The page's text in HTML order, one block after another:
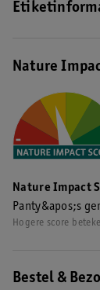
Nature
Nature Impact
Panty&apos;s
Hogere score
Bestel &